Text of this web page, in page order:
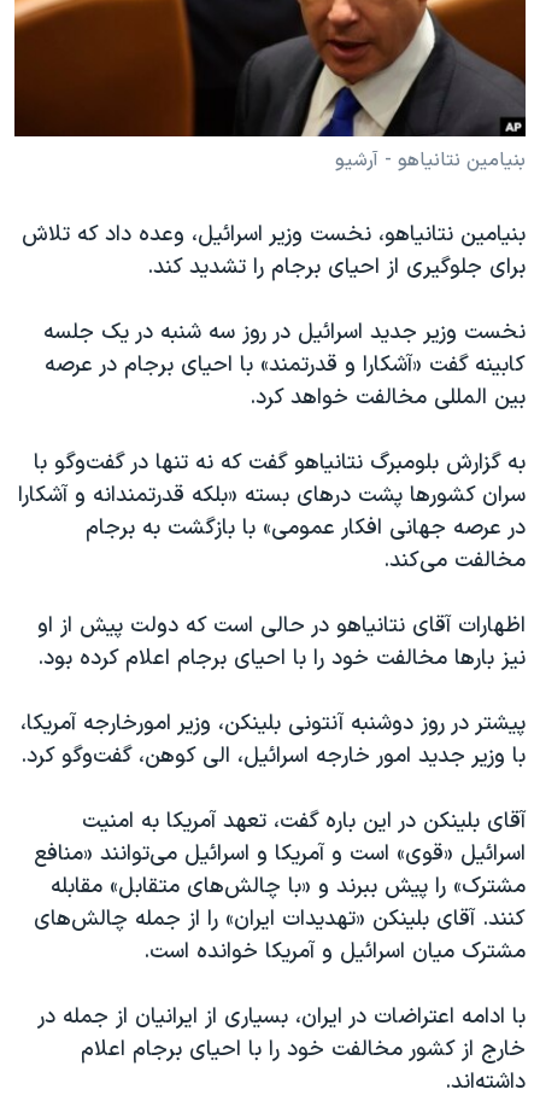
فرهنگ و زندگی
حقوق شهروندی
علم و فناوری
گالری عکس
آرشیو پخش زنده
مستندها
انتخابات ریاست جمهوری آمریکا ۲۰۲۴
حمله جمهوری اسلامی به اسرائیل
رمز مهسا
اعتراضات زن، زندگی، آزادی
مجموعه مستندهای دادخواهی
تریبونال مردمی آبان ۹۸
دادگاه حمید نوری
چهل سال گروگان‌گیری
قانون شفافیت دارائی کادر رهبری ایران
اعتراضات مردمی آبان ۹۸
اسرائیل در جنگ
همایش محافظه‌کاران آمریکا «سی‌پک»
صفحه‌های ویژه
سفر پرزیدنت ترامپ به چین
دنبال کنید
بنیامین نتانیاهو - آرشیو
بنیامین نتانیاهو، نخست وزیر اسرائیل، وعده داد که تلاش
برای جلوگیری از احیای برجام را تشدید کند.
نخست وزیر جدید اسرائيل در روز سه شنبه در یک جلسه
کابینه گفت «آشکارا و قدرتمند» با احیای برجام در عرصه
بین المللی مخالفت خواهد کرد.
به گزارش بلومبرگ نتانیاهو گفت که نه تنها در گفت‌وگو با
سران کشورها پشت درهای بسته «بلکه قدرتمندانه و آشکارا
در عرصه جهانی افکار عمومی» با بازگشت به برجام
مخالفت می‌کند.
اظهارات آقای نتانیاهو در حالی است که دولت پیش از او
نیز بارها مخالفت خود را با احیای برجام اعلام کرده بود.
پیشتر در روز دوشنبه آنتونی بلینکن، وزیر امورخارجه آمریکا،
با وزیر جدید امور خارجه اسرائيل، الی کوهن، گفت‌و‌گو کرد.
آقای بلینکن در این باره گفت، تعهد آمریکا به امنیت
اسرائيل «قوی» است و آمریکا و اسرائیل می‌توانند «منافع
مشترک» را پیش ببرند و «با چالش‌های متقابل» مقابله
کنند. آقای بلینکن «تهدیدات ایران» را از جمله چالش‌های
مشترک میان اسرائیل و آمریکا خوانده است.
با ادامه اعتراضات در ایران، بسیاری از ایرانیان از جمله در
خارج از کشور مخالفت خود را با احیای برجام اعلام
داشته‌اند.